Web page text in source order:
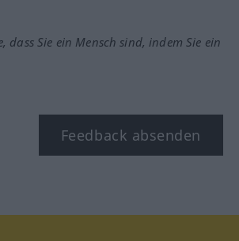
dass Sie ein Mensch sind, indem Sie ein
Feedback absenden